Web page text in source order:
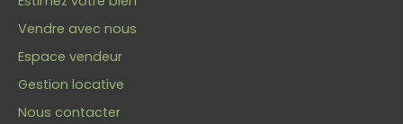
Vendre avec nous
Espace vendeur
Gestion locative
Nous contacter